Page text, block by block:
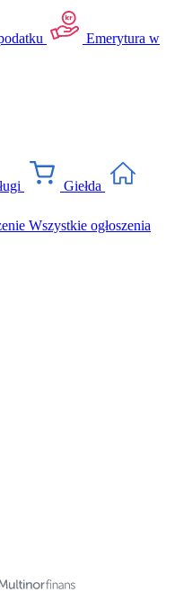
Emerytura w
Giełda
Wszystkie ogłoszenia